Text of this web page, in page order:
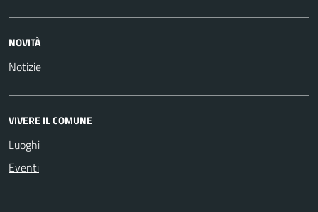
NOVITÀ
Notizie
VIVERE IL COMUNE
Luoghi
Eventi